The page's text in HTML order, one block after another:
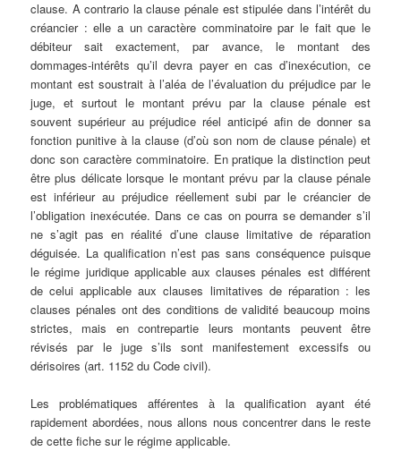
clause. A contrario la clause pénale est stipulée dans l’intérêt du
créancier : elle a un caractère comminatoire par le fait que le
débiteur sait exactement, par avance, le montant des
dommages-intérêts qu’il devra payer en cas d’inexécution, ce
montant est soustrait à l’aléa de l’évaluation du préjudice par le
juge, et surtout le montant prévu par la clause pénale est
souvent supérieur au préjudice réel anticipé afin de donner sa
fonction punitive à la clause (d’où son nom de clause pénale) et
donc son caractère comminatoire. En pratique la distinction peut
être plus délicate lorsque le montant prévu par la clause pénale
est inférieur au préjudice réellement subi par le créancier de
l’obligation inexécutée. Dans ce cas on pourra se demander s’il
ne s’agit pas en réalité d’une clause limitative de réparation
déguisée. La qualification n’est pas sans conséquence puisque
le régime juridique applicable aux clauses pénales est différent
de celui applicable aux clauses limitatives de réparation : les
clauses pénales ont des conditions de validité beaucoup moins
strictes, mais en contrepartie leurs montants peuvent être
révisés par le juge s’ils sont manifestement excessifs ou
dérisoires (art. 1152 du Code civil).
Les problématiques afférentes à la qualification ayant été
rapidement abordées, nous allons nous concentrer dans le reste
de cette fiche sur le régime applicable.